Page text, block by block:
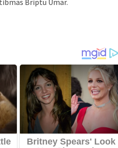
Briptu Umar.